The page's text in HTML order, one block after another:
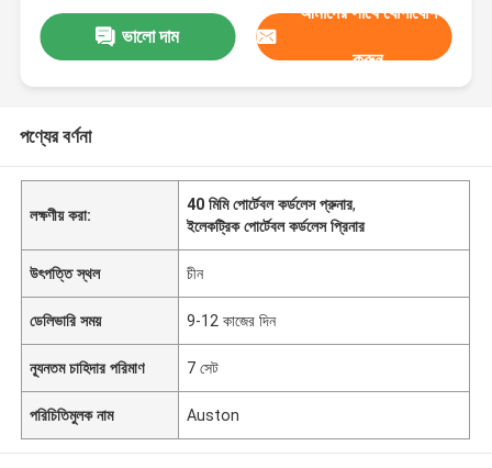
ভালো দাম
আমাদের সাথে যোগাযোগ
করুন
পণ্যের বর্ণনা
লক্ষণীয় করা:
40 মিমি পোর্টেবল কর্ডলেস প্রুনার,
ইলেকট্রিক পোর্টেবল কর্ডলেস প্রিনার
উৎপত্তি স্থল চীন
ডেলিভারি সময় 9-12 কাজের দিন
ন্যূনতম চাহিদার পরিমাণ 7 সেট
পরিচিতিমুলক নাম Auston